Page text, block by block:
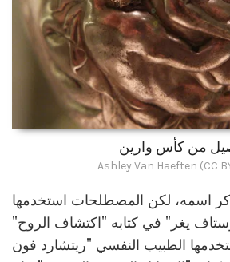
من كأس وارين
Ashley Van Haeften (CC
اسمه، لكن المصطلحات استخدمها
يغر" في كتابه "اكتشاف الروح"
ثم استخدمها الطبيب النفسي "ريتشارد فون